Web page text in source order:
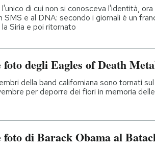
l'unico di cui non si conosceva l'identità,
SMS e al DNA: secondo i giornali è un
Siria e poi ritornato
foto degli Eagles of Death
della band californiana sono tornati
per deporre dei fiori in memoria
foto di Barack Obama al